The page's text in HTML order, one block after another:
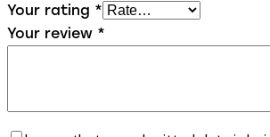
Your rating *
Your review *